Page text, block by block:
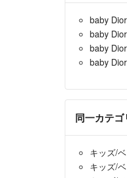
baby Dior
baby
baby
baby
同一カテ
キッズ/
キッズ/